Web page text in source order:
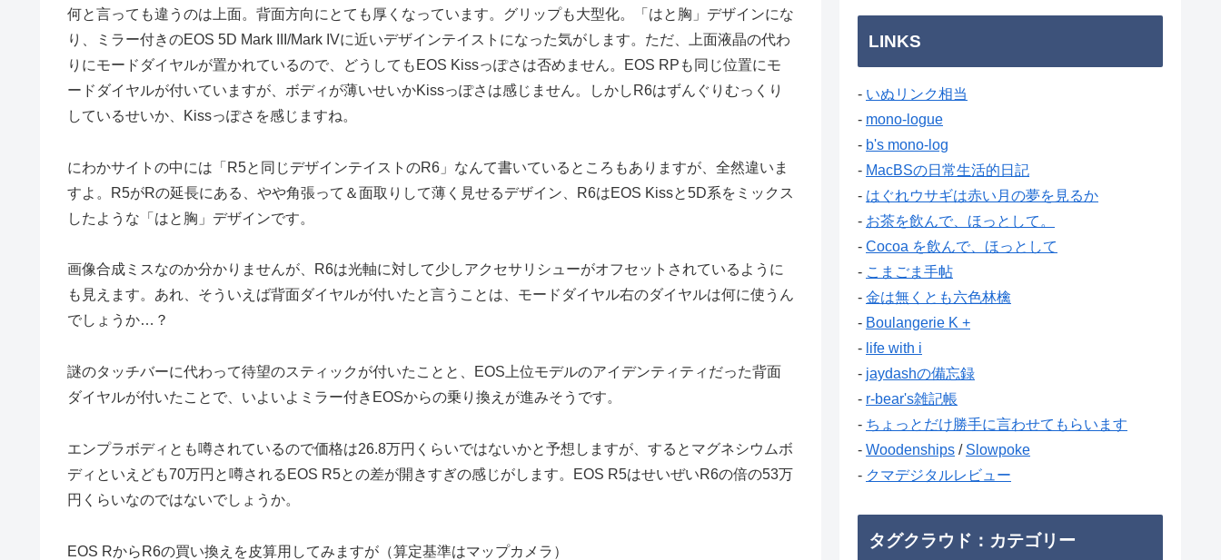
何と言っても違うのは上面。背面方向にとても厚くなっています。グリップも大型化。「はと胸」デザインにな
り、ミラー付きのEOS 5D Mark III/Mark IVに近いデザインテイストになった気がします。ただ、上面液晶の代わ
りにモードダイヤルが置かれているので、どうしてもEOS Kissっぽさは否めません。EOS RPも同じ位置にモ
ードダイヤルが付いていますが、ボディが薄いせいかKissっぽさは感じません。しかしR6はずんぐりむっくり
しているせいか、Kissっぽさを感じますね。
にわかサイトの中には「R5と同じデザインテイストのR6」なんて書いているところもありますが、全然違いま
すよ。R5がRの延長にある、やや角張って＆面取りして薄く見せるデザイン、R6はEOS Kissと5D系をミックス
したような「はと胸」デザインです。
画像合成ミスなのか分かりませんが、R6は光軸に対して少しアクセサリシューがオフセットされているように
も見えます。あれ、そういえば背面ダイヤルが付いたと言うことは、モードダイヤル右のダイヤルは何に使うん
でしょうか…？
謎のタッチバーに代わって待望のスティックが付いたことと、EOS上位モデルのアイデンティティだった背面
ダイヤルが付いたことで、いよいよミラー付きEOSからの乗り換えが進みそうです。
エンプラボディとも噂されているので価格は26.8万円くらいではないかと予想しますが、するとマグネシウムボ
ディといえども70万円と噂されるEOS R5との差が開きすぎの感じがします。EOS R5はせいぜいR6の倍の53万
円くらいなのではないでしょうか。
EOS RからR6の買い換えを皮算用してみますが（算定基準はマップカメラ）
LINKS
- いぬリンク相当
- mono-logue
- b's mono-log
- MacBSの日常生活的日記
- はぐれウサギは赤い月の夢を見るか
- お茶を飲んで、ほっとして。
- Cocoa を飲んで、ほっとして
- こまごま手帖
- 金は無くとも六色林檎
- Boulangerie K +
- life with i
- jaydashの備忘録
- r-bear's雑記帳
- ちょっとだけ勝手に言わせてもらいます
- Woodenships / Slowpoke
- クマデジタルレビュー
タグクラウド：カテゴリー